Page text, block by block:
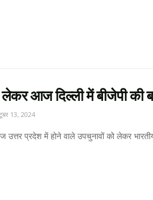
आज दिल्ली में बीजेपी की
13, 2024
प्रदेश में होने वाले उपचुनावों को लेकर भारतीय